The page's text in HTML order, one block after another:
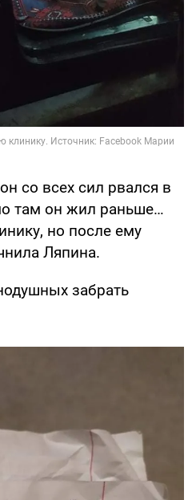
со всех сил рвался в
там он жил раньше…
но после ему
Ляпина.
забрать